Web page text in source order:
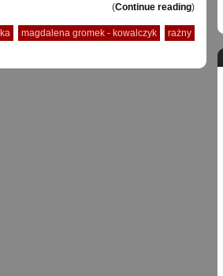
(Continue reading)
magdalena gromek - kowalczyk rażny